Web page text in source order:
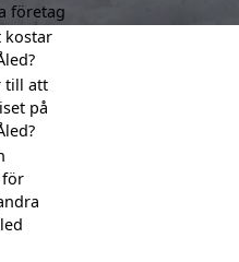
företag
kostar
till att
på
för